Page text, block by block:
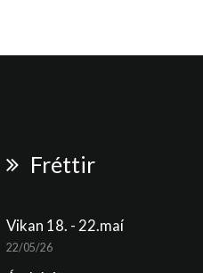
Fréttir
Vikan 18. - 22.maí
22/05/26